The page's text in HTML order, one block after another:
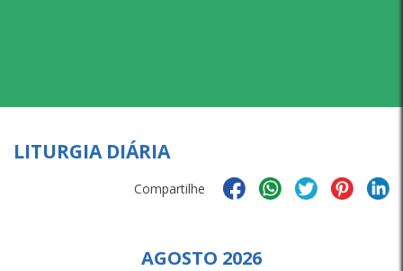
LITURGIA DIÁRIA
Compartilhe